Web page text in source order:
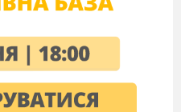
в наші нерви. Цей
рух, можливо , в цю
в нашому мозку.